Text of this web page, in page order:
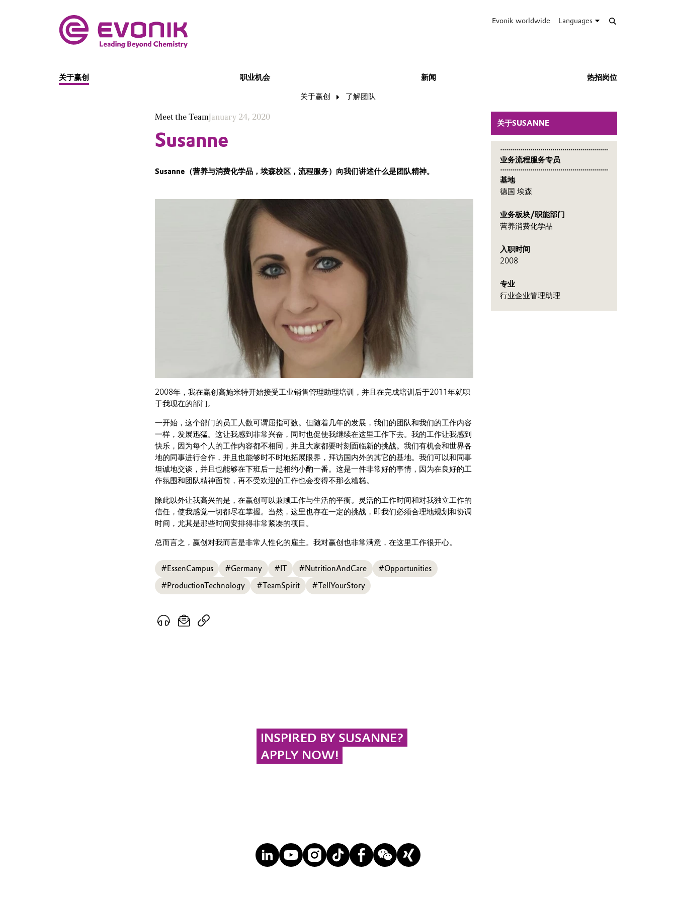
Evonik worldwide Languages
关于赢创 职业机会 新闻 热招岗位
关于赢创 了解团队
关于SUSANNE
业务流程服务专员
基地
德国 埃森
业务板块/职能部门
营养消费化学品
入职时间
2008
专业
行业企业管理助理
Meet the TeamJanuary 24, 2020
Susanne
Susanne（营养与消费化学品，埃森校区，流程服务）向我们讲述什么是团队精神。
2008年，我在赢创高施米特开始接受工业销售管理助理培训，并且在完成培训后于2011年就职
于我现在的部门。
一开始，这个部门的员工人数可谓屈指可数。但随着几年的发展，我们的团队和我们的工作内容
一样，发展迅猛。这让我感到非常兴奋，同时也促使我继续在这里工作下去。我的工作让我感到
快乐，因为每个人的工作内容都不相同，并且大家都要时刻面临新的挑战。我们有机会和世界各
地的同事进行合作，并且也能够时不时地拓展眼界，拜访国内外的其它的基地。我们可以和同事
坦诚地交谈，并且也能够在下班后一起相约小酌一番。这是一件非常好的事情，因为在良好的工
作氛围和团队精神面前，再不受欢迎的工作也会变得不那么糟糕。
除此以外让我高兴的是，在赢创可以兼顾工作与生活的平衡。灵活的工作时间和对我独立工作的
信任，使我感觉一切都尽在掌握。当然，这里也存在一定的挑战，即我们必须合理地规划和协调
时间，尤其是那些时间安排得非常紧凑的项目。
总而言之，赢创对我而言是非常人性化的雇主。我对赢创也非常满意，在这里工作很开心。
#EssenCampus #Germany #IT #NutritionAndCare
#Opportunities
#ProductionTechnology
#TeamSpirit #TellYourStory
INSPIRED BY SUSANNE?
APPLY NOW!